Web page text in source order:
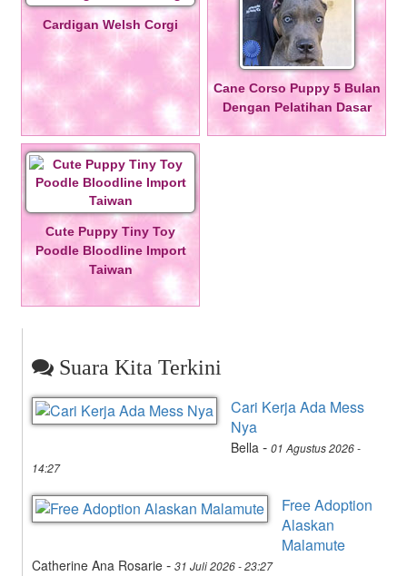
Cardigan Welsh Corgi
Cane Corso Puppy 5 Bulan
Dengan Pelatihan Dasar
Cute Puppy Tiny Toy
Poodle Bloodline Import
Taiwan
Suara Kita Terkini
Cari Kerja Ada Mess
Nya
Bella - 01 Agustus 2026 -
14:27
Free Adoption
Alaskan
Malamute
Catherine Ana Rosarie - 31 Juli 2026 - 23:27